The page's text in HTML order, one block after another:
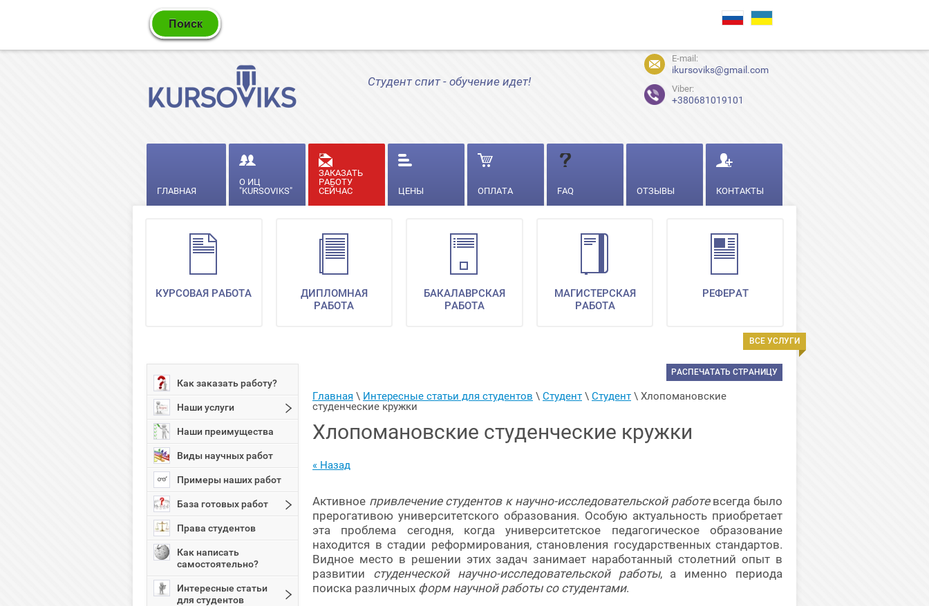
Студент спит - обучение идет!
E-mail:
ikursoviks@gmail.com
Viber:
+380681019101
ГЛАВНАЯ
О ИЦ
"KURSOVIKS"
ЗАКАЗАТЬ
РАБОТУ
СЕЙЧАС
ЦЕНЫ ОПЛАТА FAQ ОТЗЫВЫ КОНТАКТЫ
ВСЕ УСЛУГИ
КУРСОВАЯ РАБОТА
ДИПЛОМНАЯ
РАБОТА
БАКАЛАВРСКАЯ
РАБОТА
МАГИСТЕРСКАЯ
РАБОТА
РЕФЕРАТ
Как заказать работу?
Наши услуги
Наши преимущества
Виды научных работ
Примеры наших работ
База готовых работ
Права студентов
Как написать
самостоятельно?
Интересные статьи
для студентов
РАСПЕЧАТАТЬ СТРАНИЦУ
Главная \ Интересные статьи для студентов \ Студент \ Студент \ Хлопомановские
студенческие кружки
Хлопомановские студенческие кружки
« Назад
Активное привлечение студентов к научно-исследовательской работевсегда было
прерогативою университетского образования. Особую актуальность приобретает
эта проблема сегодня, когда университетское педагогическое образование
находится в стадии реформирования, становления государственных стандартов.
Видное место в решении этих задач занимает наработанный столетний опыт в
развитии студенческой научно-исследовательской работы, а именно периода
поиска различных форм научной работы со студентами.